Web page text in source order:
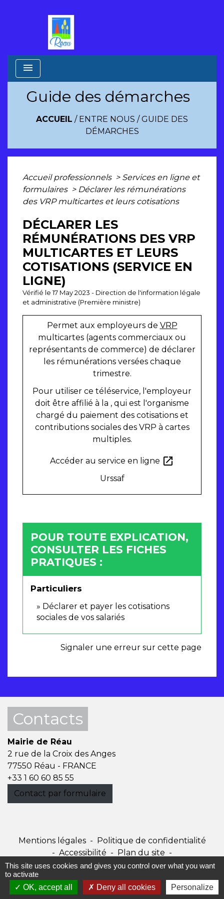
menu
Guide des démarches
ACCUEIL / ENTRE NOUS /GUIDE DES
DÉMARCHES
Accueil professionnels > Services en ligne et
formulaires > Déclarer les rémunérations
des VRP multicartes et leurs cotisations
DÉCLARER LES
RÉMUNÉRATIONS DES VRP
MULTICARTES ET LEURS
COTISATIONS (SERVICE EN
LIGNE)
Vérifié le 17 May 2023 - Direction de l'information légale
et administrative (Première ministre)
Permet aux employeurs de VRP
multicartes (agents commerciaux ou
représentants de commerce) de déclarer
les rémunérations versées chaque
trimestre.
Pour utiliser ce téléservice, l'employeur
doit être affilié à la , qui est l'organisme
chargé du paiement des cotisations et
contributions sociales des VRP à cartes
multiples.
Accéder au service en ligne open_in_new
Urssaf
POUR TOUTE EXPLICATION,
CONSULTER LES FICHES
PRATIQUES :
Particuliers
Déclarer et payer les cotisations
sociales de vos salariés
Signaler une erreur sur cette page
Contacts
Mairie de Réau
2 rue de la Croix des Anges
77550 Réau - FRANCE
+33 1 60 60 85 55
Contact par formulaire
Mentions légales - Politique de confidentialité
- Accessibilité - Plan du site -
Gestion des cookies
Site créé en partenariat avec Réseau des Communes
This site uses cookies and gives you control over what you want
to activate
OK, accept all
Deny all cookies Personalize